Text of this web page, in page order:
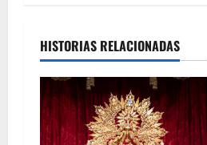
HISTORIAS RELACIONADAS